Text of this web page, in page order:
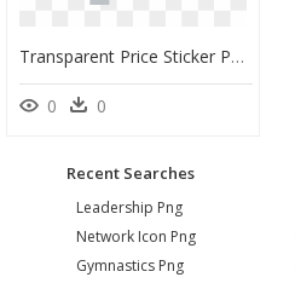
Transparent Price Sticker Png - Cogs Transparent, Png Download
0 0
Recent Searches
Leadership Png
Network Icon Png
Gymnastics Png